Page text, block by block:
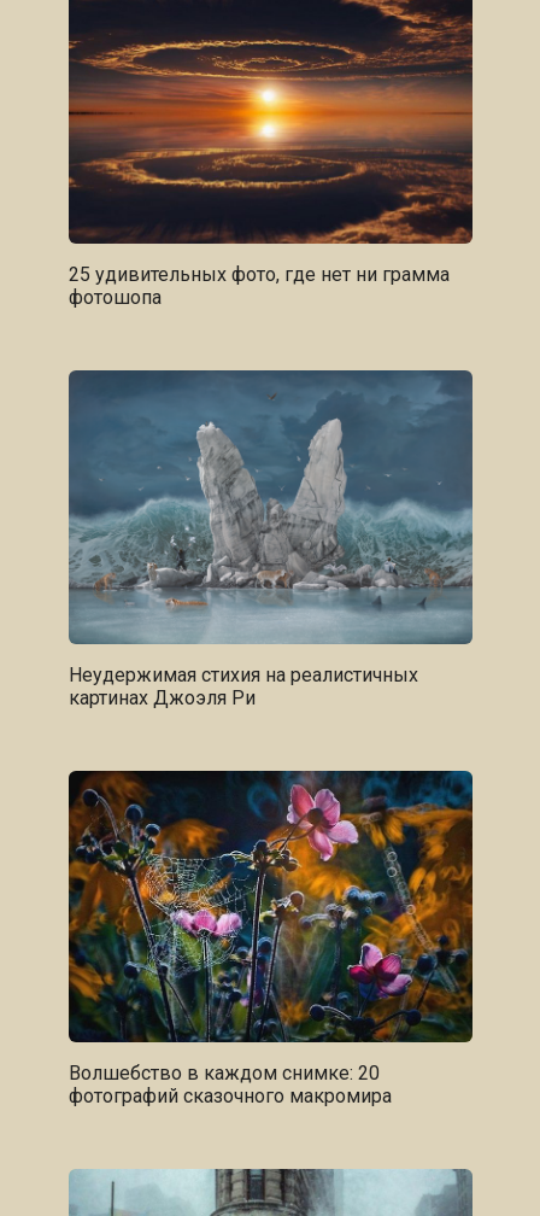
25 удивительных фото, где нет ни грамма
фотошопа
Неудержимая стихия на реалистичных
картинах Джоэля Ри
Волшебство в каждом снимке: 20
фотографий сказочного макромира